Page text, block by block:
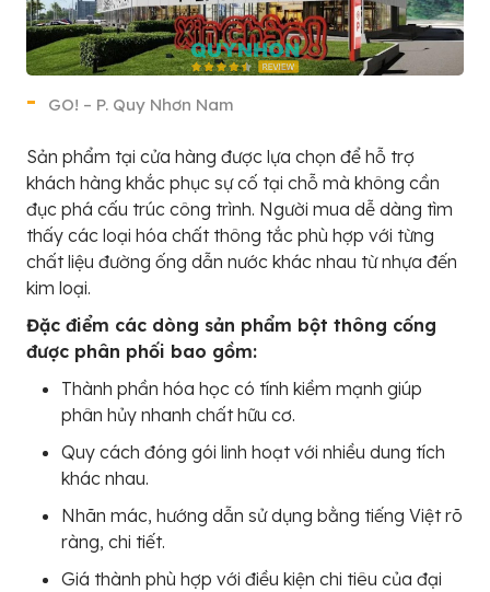
GO! – P. Quy Nhơn Nam
Sản phẩm tại cửa hàng được lựa chọn để hỗ trợ
khách hàng khắc phục sự cố tại chỗ mà không cần
đục phá cấu trúc công trình. Người mua dễ dàng tìm
thấy các loại hóa chất thông tắc phù hợp với từng
chất liệu đường ống dẫn nước khác nhau từ nhựa đến
kim loại.
Đặc điểm các dòng sản phẩm bột thông cống
được phân phối bao gồm:
Thành phần hóa học có tính kiềm mạnh giúp
phân hủy nhanh chất hữu cơ.
Quy cách đóng gói linh hoạt với nhiều dung tích
khác nhau.
Nhãn mác, hướng dẫn sử dụng bằng tiếng Việt rõ
ràng, chi tiết.
Giá thành phù hợp với điều kiện chi tiêu của đại